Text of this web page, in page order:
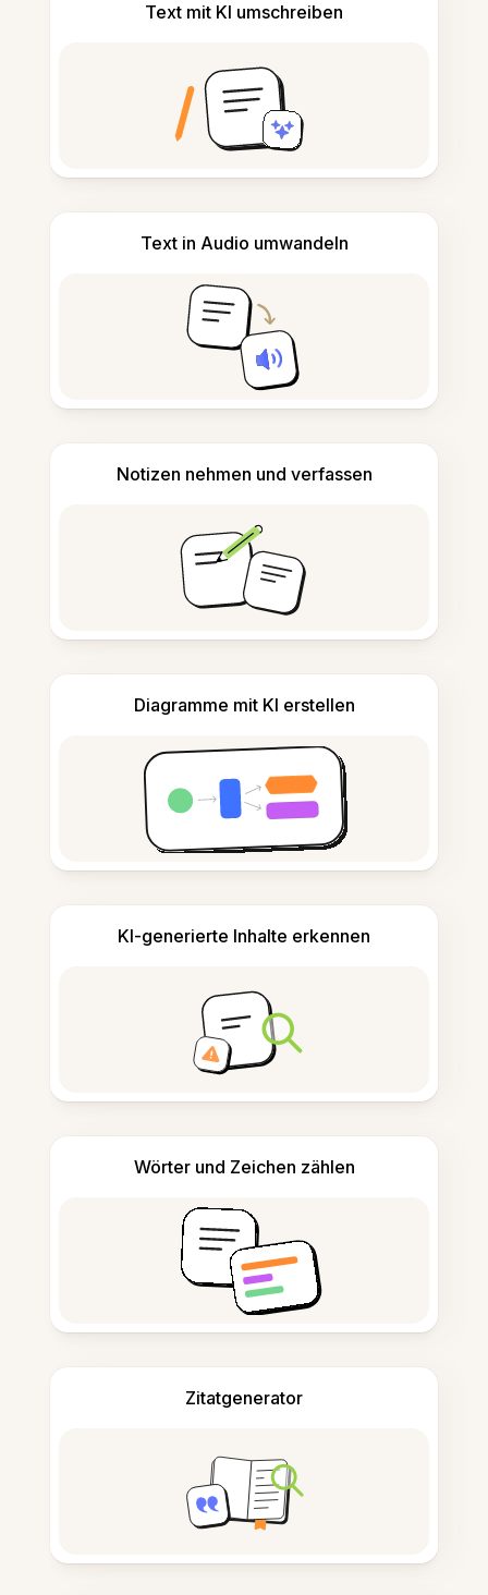
Text mit KI umschreiben
Text in Audio umwandeln
Notizen nehmen und verfassen
Diagramme mit KI erstellen
KI-generierte Inhalte erkennen
Wörter und Zeichen zählen
Zitatgenerator